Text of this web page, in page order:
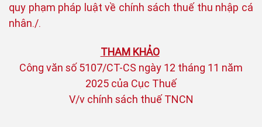
quy phạm pháp luật về chính sách thuế thu nhập cá
nhân./.
THAM KHẢO
Công văn số 5107/CT-CS ngày 12 tháng 11 năm
2025 của Cục Thuế
V/v chính sách thuế TNCN